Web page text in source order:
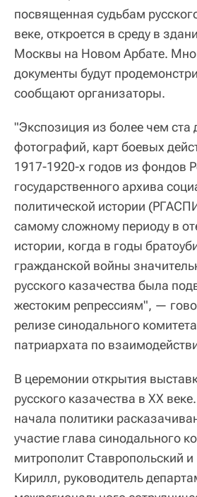
посвященная судьбам
веке, откроется в среду в
Москвы на Новом Арбате.
документы будут
сообщают организаторы.
"Экспозиция из более чем ста
фотографий, карт боевых
1917-1920-х годов из фондов
государственного архива
политической истории
самому сложному периоду в
истории, когда в годы
гражданской войны
русского казачества была
жестоким репрессиям", —
релизе синодального
патриархата по
В церемонии открытия
русского казачества в ХХ
начала политики
участие глава синодального
митрополит Ставропольский
Кирилл, руководитель